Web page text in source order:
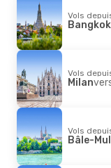
Vols
Bangkok
Vols
Milan
Vols
Bâle-